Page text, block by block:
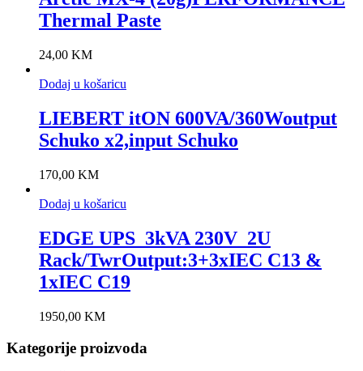
Thermal Paste
24,00 KM
Dodaj u košaricu
LIEBERT itON 600VA/360Woutput
Schuko x2,input Schuko
170,00 KM
Dodaj u košaricu
EDGE UPS_3kVA 230V_2U
Rack/TwrOutput:3+3xIEC C13 &
1xIEC C19
1950,00 KM
Kategorije proizvoda